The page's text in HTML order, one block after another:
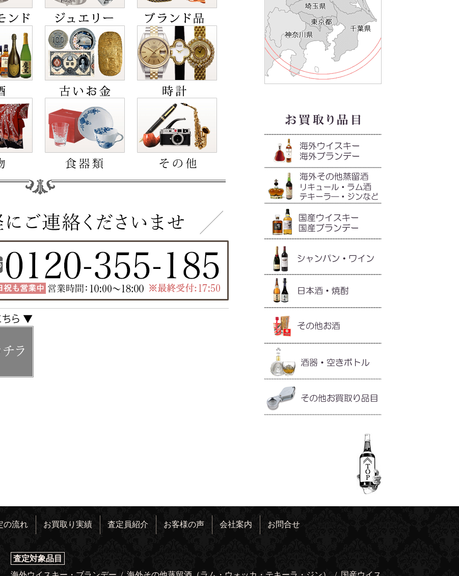
の流れ お買取り実績 査定員紹介 お客様の声 会社案内 お問合せ
査定対象品目